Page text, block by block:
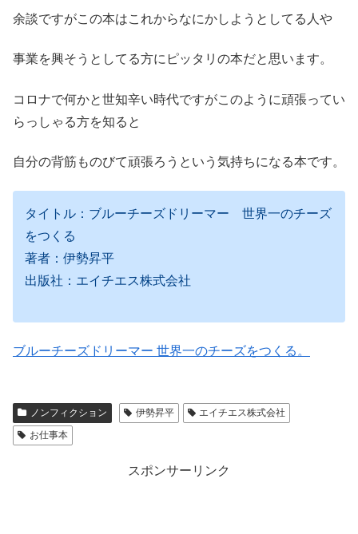
余談ですがこの本はこれからなにかしようとしてる人や
事業を興そうとしてる方にピッタリの本だと思います。
コロナで何かと世知辛い時代ですがこのように頑張ってい
らっしゃる方を知ると
自分の背筋ものびて頑張ろうという気持ちになる本です。
タイトル：ブルーチーズドリーマー 世界一のチーズ
をつくる
著者：伊勢昇平
出版社：エイチエス株式会社
ブルーチーズドリーマー 世界一のチーズをつくる。
ノンフィクション 伊勢昇平
エイチエス株式会社
お仕事本
スポンサーリンク